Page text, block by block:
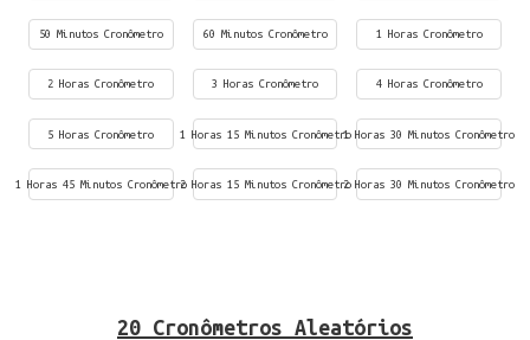
50 Minutos Cronômetro 60 Minutos Cronômetro 1 Horas Cronômetro
2 Horas Cronômetro 3 Horas Cronômetro 4 Horas Cronômetro
5 Horas Cronômetro 1 Horas 15 Minutos Cronômetro1 Horas 30 Minutos Cronômetro
1 Horas 45 Minutos Cronômetro2 Horas 15 Minutos Cronômetro2 Horas 30 Minutos Cronômetro
20 Cronômetros Aleatórios